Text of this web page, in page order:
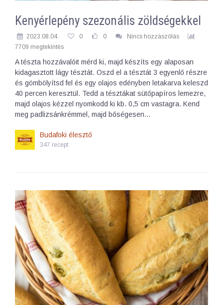
Kenyérlepény szezonális zöldségekkel
2023.08.04. 0 0
Nincs hozzászólás
7709 megtekintés
A tészta hozzávalóit mérd ki, majd készíts egy alaposan
kidagasztott lágy tésztát. Oszd el a tésztát 3 egyenlő részre
és gömbölyítsd fel és egy olajos edényben letakarva keleszd
40 percen keresztül. Tedd a tésztákat sütőpapíros lemezre,
majd olajos kézzel nyomkodd ki kb. 0,5 cm vastagra. Kend
meg padlizsánkrémmel, majd bőségesen…
Budafoki élesztő
347 recept